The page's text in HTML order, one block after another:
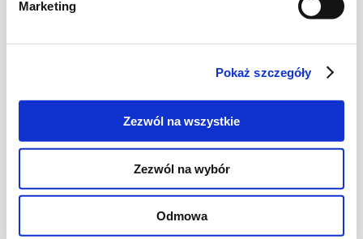
Marketing
Pokaż szczegóły
Zezwól na wszystkie
Zezwól na wybór
Odmowa
RYBY
-